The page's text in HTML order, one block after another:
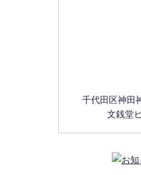
千代田区神田
文銭堂